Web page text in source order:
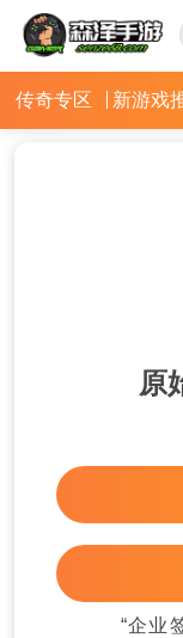
传奇专区 新游戏
原
“企业